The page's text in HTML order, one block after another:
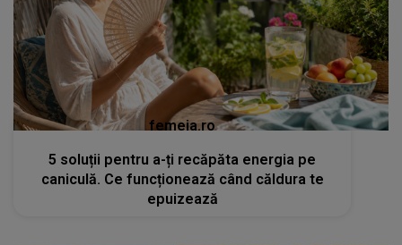
femeia.ro
5 soluții pentru a-ți recăpăta energia pe
caniculă. Ce funcționează când căldura te
epuizează